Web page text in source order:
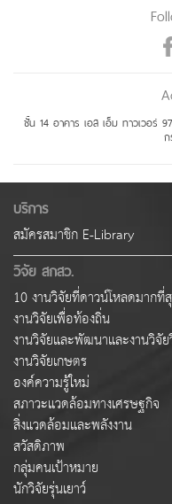
ชั้น 14 อาคาร เอส เอ็ม ทาวเวอร์
บริการ
สมัครสมาชิก E-Library
วิจัย สกสว.
10 งานวิจัยที่ดาวน์โหลดมากที่
งานวิจัยเพื่อท้องถิ่น
งานวิจัยและพัฒนาและงานวิจัย
งานวิจัยเกษตร
องค์ความรู้ใหม่
สภาวะแวดล้อมทางเศรษฐกิจ
สิ่งแวดล้อมและพลังงาน
สวัสดิภาพ
กลุ่มคนเป้าหมาย
นักวิจัยรุ่นเยาว์